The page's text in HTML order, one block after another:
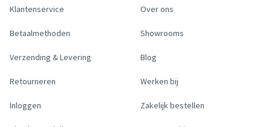
Klantenservice
Betaalmethoden
Verzending & Levering
Retourneren
Inloggen
Over ons
Showrooms
Blog
Werken bij
Zakelijk bestellen